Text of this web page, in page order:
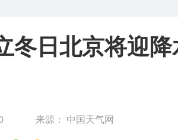
冬日北京将迎
来源： 中国天气网